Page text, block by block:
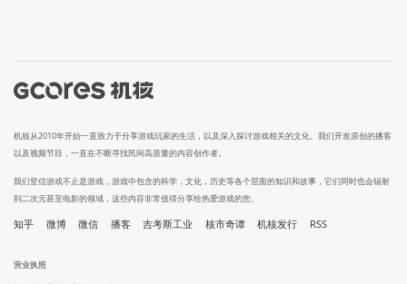
机核从2010年开始一直致力于分享游戏玩家的生活，以及深入探讨游戏相关的文化。我们开发原创的播客
以及视频节目，一直在不断寻找民间高质量的内容创作者。
我们坚信游戏不止是游戏，游戏中包含的科学，文化，历史等各个层面的知识和故事，它们同时也会辐射
到二次元甚至电影的领域，这些内容非常值得分享给热爱游戏的您。
知乎 微博 微信 播客 吉考斯工业 核市奇谭 机核发行 RSS
营业执照